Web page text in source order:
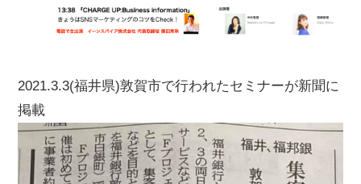
2021.3.3(福井県)敦賀市で行われたセミナーが新聞に
掲載